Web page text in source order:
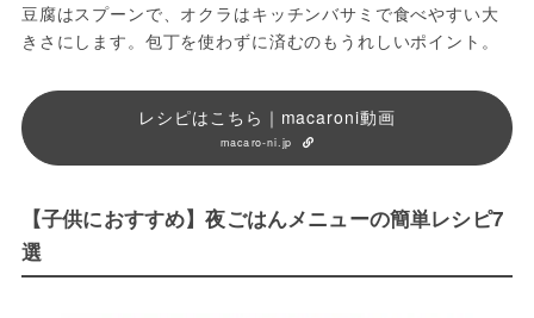
豆腐はスプーンで、オクラはキッチンバサミで食べやすい大
きさにします。包丁を使わずに済むのもうれしいポイント。
レシピはこちら｜macaroni動画
macaro-ni.jp
【子供におすすめ】夜ごはんメニューの簡単レシピ7
選